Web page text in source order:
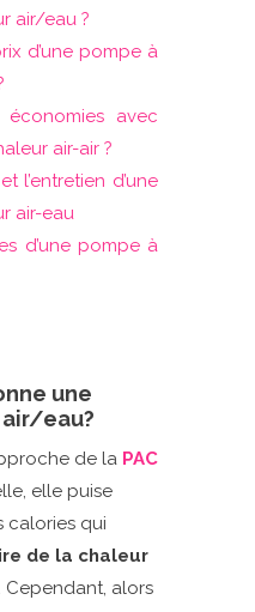
air/eau ?
d’une pompe à
économies avec
air-air ?
l’entretien d’une
air-eau
d’une pompe à
une
eau?
de la PAC
elle puise
calories qui
de la chaleur
alors